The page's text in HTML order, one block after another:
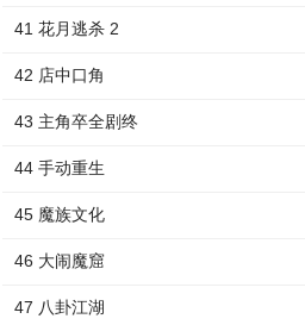
41 花月逃杀 2
42 店中口角
43 主角卒全剧终
44 手动重生
45 魔族文化
46 大闹魔窟
47 八卦江湖